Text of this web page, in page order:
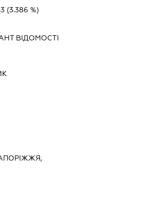
(3.386 %)
ВІДОМОСТІ